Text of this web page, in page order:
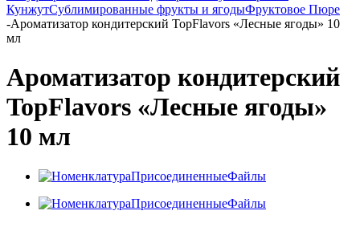
КунжутСублимированные фрукты и ягодыФруктовое Пюре
-Ароматизатор кондитерский TopFlavors «Лесные ягоды» 10
мл
Ароматизатор кондитерский
TopFlavors «Лесные ягоды»
10 мл